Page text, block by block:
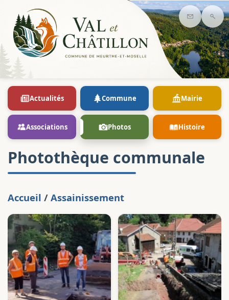
Contact
Actualités Commune Mairie
Associations Photos Histoire
Photothèque communale
Accueil / Assainissement